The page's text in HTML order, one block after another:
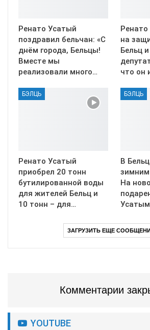
Ренато Усатый
поздравил бельчан: «С
днём города, Бельцы!
Вместе мы
реализовали много…
на
Бельц
что он
БЭЛЦЬ
Ренато Усатый
приобрел 20 тонн
бутилированной воды
для жителей Бельц и
10 тонн – для…
БЭЛЦЬ
В
На
ЗАГРУЗИТЬ ЕЩЕ
Комментарии
YOUTUBE